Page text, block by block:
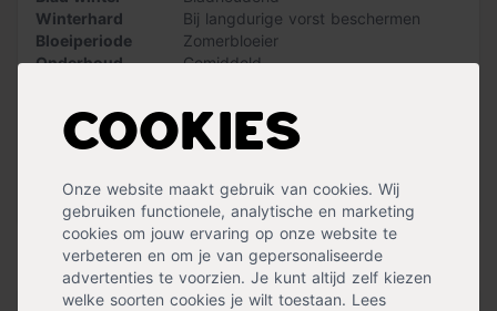
Cookies
Onze website maakt gebruik van cookies. Wij
gebruiken functionele, analytische en marketing
cookies om jouw ervaring op onze website te
verbeteren en om je van gepersonaliseerde
advertenties te voorzien. Je kunt altijd zelf kiezen
welke soorten cookies je wilt toestaan. Lees
palm. Mocht je zien dat er bruine of gele bladeren
zichtbaar worden is dit vaak het gevolg van een water
tekort. Verwijder ongedierte en stof door de
Om de groei te stimuleren adviseren we om de
palmboomin het voorjaar en zomer regelmatig te
seizoenen omdat de palmboom dan in zijn rustperiode
zit. De voeding zorgt voor een verbetering van de hele
palmboom vanaf de kluit tot de bladeren. Bladeren zullen
doorpalmenvoedingtoe te voegen ook groener worden
van kleur.
Winterhard
Bij langdurige vorst beschermen
Bloeiperiode
Zomerbloeier
Onderhoud
Gemiddeld
Maximalehoogte
200 cm
Bloemkleur
Geel
Groeisnelheid
Langzaam
Meer specificaties »
Handig voor erbij